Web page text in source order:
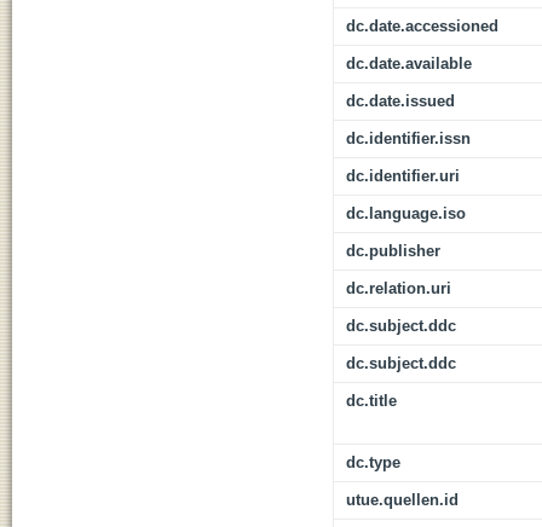
dc.date.accessioned
dc.date.available
dc.date.issued
dc.identifier.issn
dc.identifier.uri
dc.language.iso
dc.publisher
dc.relation.uri
dc.subject.ddc
dc.subject.ddc
dc.title
dc.type
utue.quellen.id